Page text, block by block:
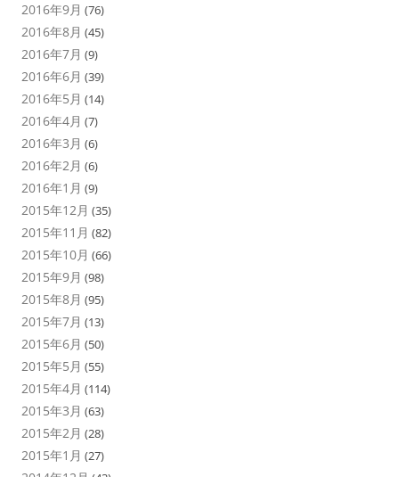
2016年9月 (76)
2016年8月 (45)
2016年7月 (9)
2016年6月 (39)
2016年5月 (14)
2016年4月 (7)
2016年3月 (6)
2016年2月 (6)
2016年1月 (9)
2015年12月 (35)
2015年11月 (82)
2015年10月 (66)
2015年9月 (98)
2015年8月 (95)
2015年7月 (13)
2015年6月 (50)
2015年5月 (55)
2015年4月 (114)
2015年3月 (63)
2015年2月 (28)
2015年1月 (27)